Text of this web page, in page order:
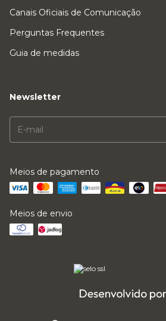
Canais Oficiais de Comunicação
Perguntas Frequentes
Guia de medidas
Newsletter
Meios de pagamento
Meios de envio